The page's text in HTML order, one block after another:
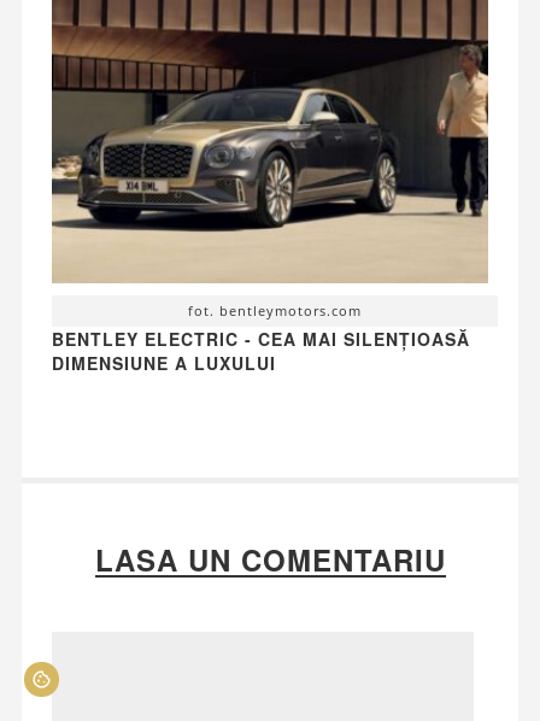
fot. bentleymotors.com
BENTLEY ELECTRIC - CEA MAI SILENȚIOASĂ
DIMENSIUNE A LUXULUI
LASA UN COMENTARIU